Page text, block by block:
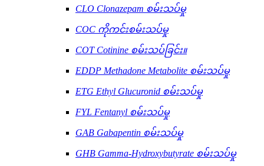
CLO Clonazepam စမ်းသပ်မှု
COC ကိုကင်းစမ်းသပ်မှု
COT Cotinine စမ်းသပ်ခြင်း။
EDDP Methadone Metabolite စမ်းသပ်မှု
ETG Ethyl Glucuronid စမ်းသပ်မှု
FYL Fentanyl စမ်းသပ်မှု
GAB Gabapentin စမ်းသပ်မှု
GHB Gamma-Hydroxybutyrate စမ်းသပ်မှု